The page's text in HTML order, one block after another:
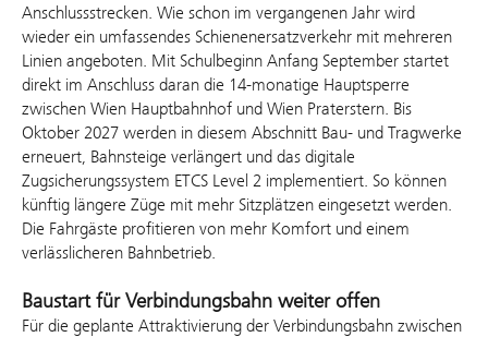
Anschlussstrecken. Wie schon im vergangenen Jahr wird
wieder ein umfassendes Schienenersatzverkehr mit mehreren
Linien angeboten. Mit Schulbeginn Anfang September startet
direkt im Anschluss daran die 14-monatige Hauptsperre
zwischen Wien Hauptbahnhof und Wien Praterstern. Bis
Oktober 2027 werden in diesem Abschnitt Bau- und Tragwerke
erneuert, Bahnsteige verlängert und das digitale
Zugsicherungssystem ETCS Level 2 implementiert. So können
künftig längere Züge mit mehr Sitzplätzen eingesetzt werden.
Die Fahrgäste profitieren von mehr Komfort und einem
verlässlicheren Bahnbetrieb.
Baustart für Verbindungsbahn weiter offen
Für die geplante Attraktivierung der Verbindungsbahn zwischen